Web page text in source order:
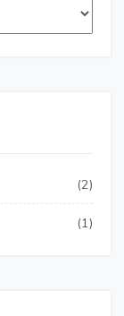
(2)
(1)